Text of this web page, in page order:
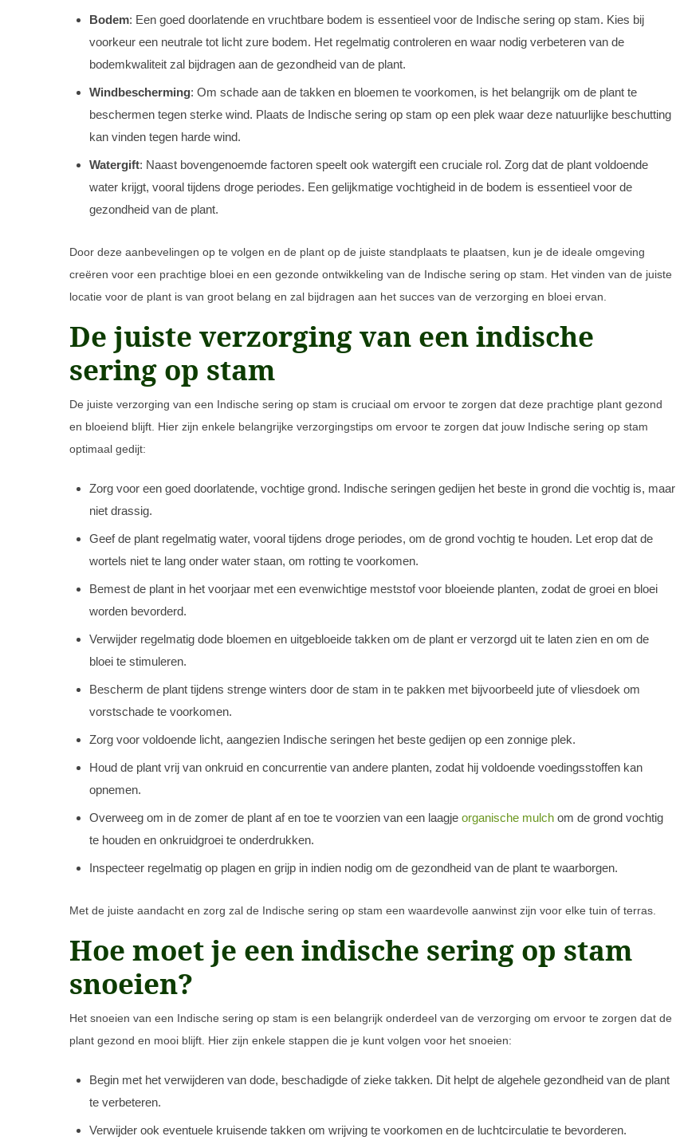
Bodem: Een goed doorlatende en vruchtbare bodem is essentieel voor de Indische sering op stam. Kies bij
voorkeur een neutrale tot licht zure bodem. Het regelmatig controleren en waar nodig verbeteren van de
bodemkwaliteit zal bijdragen aan de gezondheid van de plant.
Windbescherming: Om schade aan de takken en bloemen te voorkomen, is het belangrijk om de plant te
beschermen tegen sterke wind. Plaats de Indische sering op stam op een plek waar deze natuurlijke beschutting
kan vinden tegen harde wind.
Watergift: Naast bovengenoemde factoren speelt ook watergift een cruciale rol. Zorg dat de plant voldoende
water krijgt, vooral tijdens droge periodes. Een gelijkmatige vochtigheid in de bodem is essentieel voor de
gezondheid van de plant.
Door deze aanbevelingen op te volgen en de plant op de juiste standplaats te plaatsen, kun je de ideale omgeving
creëren voor een prachtige bloei en een gezonde ontwikkeling van de Indische sering op stam. Het vinden van de juiste
locatie voor de plant is van groot belang en zal bijdragen aan het succes van de verzorging en bloei ervan.
De juiste verzorging van een indische
sering op stam
De juiste verzorging van een Indische sering op stam is cruciaal om ervoor te zorgen dat deze prachtige plant gezond
en bloeiend blijft. Hier zijn enkele belangrijke verzorgingstips om ervoor te zorgen dat jouw Indische sering op stam
optimaal gedijt:
Zorg voor een goed doorlatende, vochtige grond. Indische seringen gedijen het beste in grond die vochtig is, maar
niet drassig.
Geef de plant regelmatig water, vooral tijdens droge periodes, om de grond vochtig te houden. Let erop dat de
wortels niet te lang onder water staan, om rotting te voorkomen.
Bemest de plant in het voorjaar met een evenwichtige meststof voor bloeiende planten, zodat de groei en bloei
worden bevorderd.
Verwijder regelmatig dode bloemen en uitgebloeide takken om de plant er verzorgd uit te laten zien en om de
bloei te stimuleren.
Bescherm de plant tijdens strenge winters door de stam in te pakken met bijvoorbeeld jute of vliesdoek om
vorstschade te voorkomen.
Zorg voor voldoende licht, aangezien Indische seringen het beste gedijen op een zonnige plek.
Houd de plant vrij van onkruid en concurrentie van andere planten, zodat hij voldoende voedingsstoffen kan
opnemen.
Overweeg om in de zomer de plant af en toe te voorzien van een laagje organische mulch om de grond vochtig
te houden en onkruidgroei te onderdrukken.
Inspecteer regelmatig op plagen en grijp in indien nodig om de gezondheid van de plant te waarborgen.
Met de juiste aandacht en zorg zal de Indische sering op stam een waardevolle aanwinst zijn voor elke tuin of terras.
Hoe moet je een indische sering op stam
snoeien?
Het snoeien van een Indische sering op stam is een belangrijk onderdeel van de verzorging om ervoor te zorgen dat de
plant gezond en mooi blijft. Hier zijn enkele stappen die je kunt volgen voor het snoeien:
Begin met het verwijderen van dode, beschadigde of zieke takken. Dit helpt de algehele gezondheid van de plant
te verbeteren.
Verwijder ook eventuele kruisende takken om wrijving te voorkomen en de luchtcirculatie te bevorderen.